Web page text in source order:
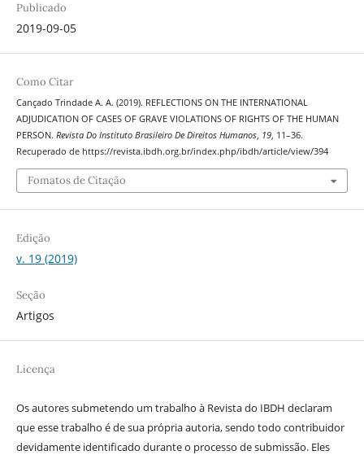
Publicado
2019-09-05
Como Citar
Cançado Trindade A. A. (2019). REFLECTIONS ON THE INTERNATIONAL
ADJUDICATION OF CASES OF GRAVE VIOLATIONS OF RIGHTS OF THE HUMAN
PERSON. Revista Do Instituto Brasileiro De Direitos Humanos, 19, 11–36.
Recuperado de https://revista.ibdh.org.br/index.php/ibdh/article/view/394
Fomatos de Citação
Edição
v. 19 (2019)
Seção
Artigos
Licença
Os autores submetendo um trabalho à Revista do IBDH declaram
que esse trabalho é de sua própria autoria, sendo todo contribuidor
devidamente identificado durante o processo de submissão. Eles